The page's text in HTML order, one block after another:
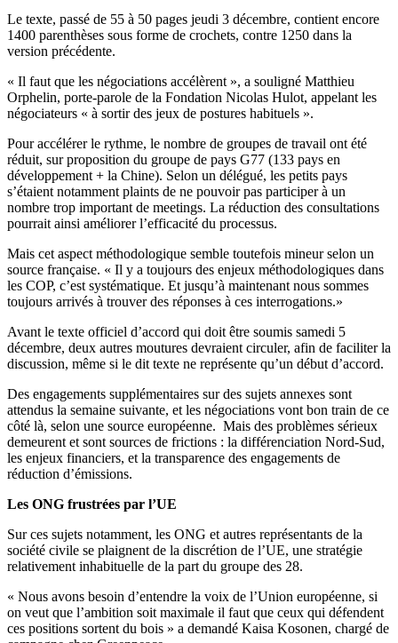
Le texte, passé de 55 à 50 pages jeudi 3 décembre, contient encore
1400 parenthèses sous forme de crochets, contre 1250 dans la
version précédente.
« Il faut que les négociations accélèrent », a souligné Matthieu
Orphelin, porte-parole de la Fondation Nicolas Hulot, appelant les
négociateurs « à sortir des jeux de postures habituels ».
Pour accélérer le rythme, le nombre de groupes de travail ont été
réduit, sur proposition du groupe de pays G77 (133 pays en
développement + la Chine). Selon un délégué, les petits pays
s’étaient notamment plaints de ne pouvoir pas participer à un
nombre trop important de meetings. La réduction des consultations
pourrait ainsi améliorer l’efficacité du processus.
Mais cet aspect méthodologique semble toutefois mineur selon un
source française. « Il y a toujours des enjeux méthodologiques dans
les COP, c’est systématique. Et jusqu’à maintenant nous sommes
toujours arrivés à trouver des réponses à ces interrogations.»
Avant le texte officiel d’accord qui doit être soumis samedi 5
décembre, deux autres moutures devraient circuler, afin de faciliter la
discussion, même si le dit texte ne représente qu’un début d’accord.
Des engagements supplémentaires sur des sujets annexes sont
attendus la semaine suivante, et les négociations vont bon train de ce
côté là, selon une source européenne. Mais des problèmes sérieux
demeurent et sont sources de frictions : la différenciation Nord-Sud,
les enjeux financiers, et la transparence des engagements de
réduction d’émissions.
Les ONG frustrées par l’UE
Sur ces sujets notamment, les ONG et autres représentants de la
société civile se plaignent de la discrétion de l’UE, une stratégie
relativement inhabituelle de la part du groupe des 28.
« Nous avons besoin d’entendre la voix de l’Union européenne, si
on veut que l’ambition soit maximale il faut que ceux qui défendent
ces positions sortent du bois » a demandé Kaisa Kosonen, chargé de